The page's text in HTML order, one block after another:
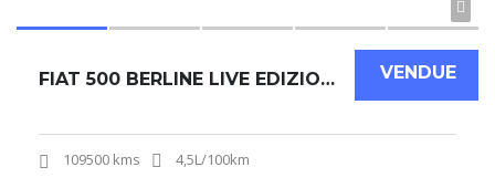
VENDUE
FIAT 500 BERLINE LIVE EDIZIONE
109500 kms 4,5L/100km